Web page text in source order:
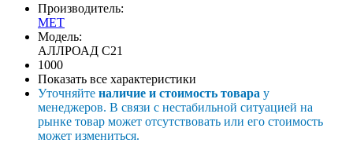
Производитель:
MET
Модель:
АЛЛРОАД C21
1000
Показать все характеристики
Уточняйте наличие и стоимость товара у
менеджеров. В связи с нестабильной ситуацией на
рынке товар может отсутствовать или его стоимость
может измениться.